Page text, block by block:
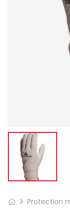
Protection